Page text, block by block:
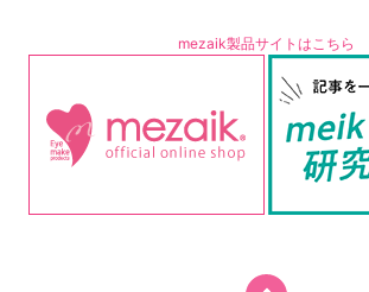
mezaik製品サイトはこちら